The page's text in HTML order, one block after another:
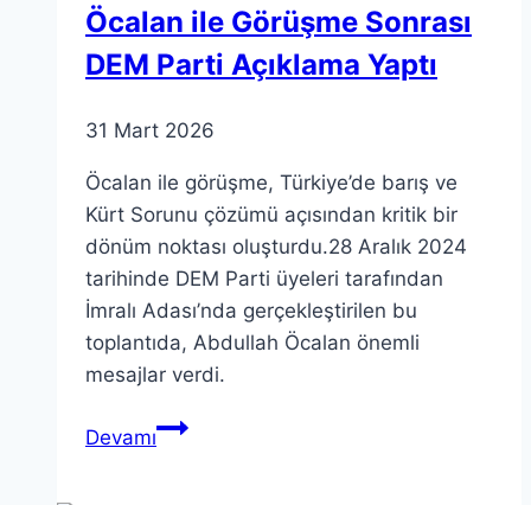
Öcalan ile Görüşme Sonrası
DEM Parti Açıklama Yaptı
31 Mart 2026
Öcalan ile görüşme, Türkiye’de barış ve
Kürt Sorunu çözümü açısından kritik bir
dönüm noktası oluşturdu.28 Aralık 2024
tarihinde DEM Parti üyeleri tarafından
İmralı Adası’nda gerçekleştirilen bu
toplantıda, Abdullah Öcalan önemli
mesajlar verdi.
DevamıÖcalan